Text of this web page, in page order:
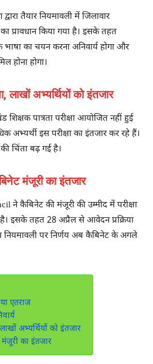
तैयार नियमावली में जिलावार
प्रावधान किया गया है। इसके तहत
का चयन करना अनिवार्य होगा और
होना होगा।
लाखों अभ्यर्थियों को इंतजार
शिक्षक पात्रता परीक्षा आयोजित नहीं हुई
इस परीक्षा का इंतजार कर रहे हैं।
की चिंता बढ़ गई है।
मंजूरी का इंतजार
ने कैबिनेट की मंजूरी की उम्मीद में परीक्षा
है। इसके तहत 28 अप्रैल से आवेदन प्रक्रिया
नियमावली पर निर्णय अब कैबिनेट के अगले
एतराज
अभ्यर्थियों को इंतजार
का इंतजार